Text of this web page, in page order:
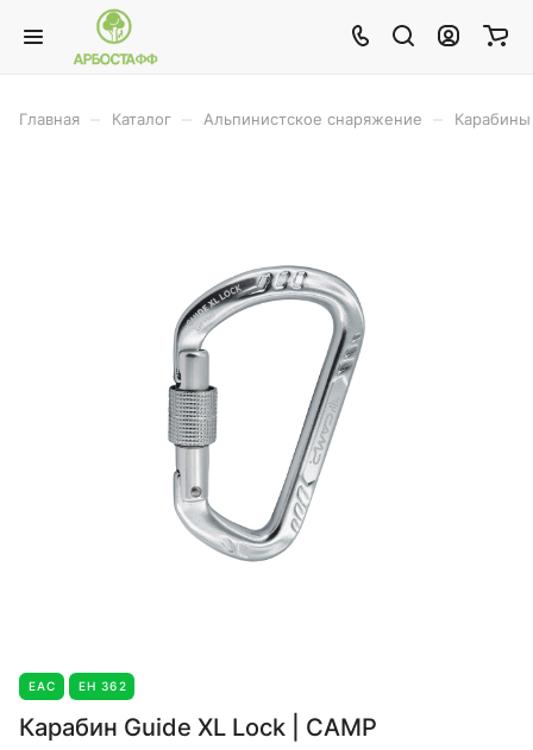
Главная Каталог Альпинистское снаряжение
EAC ЕН 362
Карабин Guide XL Lock | CAMP